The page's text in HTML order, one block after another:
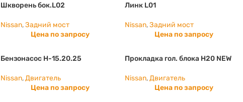
Шкворень бок.L02
Nissan,Задний мост
Цена по запросу
Линк L01
Nissan,Задний мост
Цена по запросу
Бензонасос H-15.20.25
Nissan,Двигатель
Цена по запросу
Прокладка гол. блока H20 NEW
Nissan,Двигатель
Цена по запросу